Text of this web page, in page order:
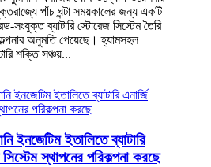
পাঁচ ঘন্টা সময়কালের জন্য একটি
সংযুক্ত ব্যাটারি স্টোরেজ সিস্টেম তৈরি
অনুমতি পেয়েছে। হ্যামসহল
শক্তি সঞ্চয়...
ইনজেটিম ইতালিতে ব্যাটারি
স্থাপনের পরিকল্পনা করছে